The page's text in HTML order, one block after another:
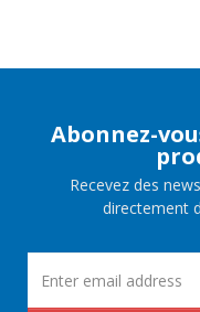
Abonnez-
Recevez des
directement